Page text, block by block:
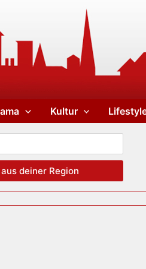
Kultur
deiner Region